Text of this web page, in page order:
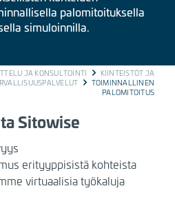
palomitoituksella
simuloinnilla.
JA KONSULTOINTI
KIINTEISTÖT JA
TOIMINNALLINEN
PALOMITOITUS
Sitowise
erityyppisistä kohteista
virtuaalisia työkaluja